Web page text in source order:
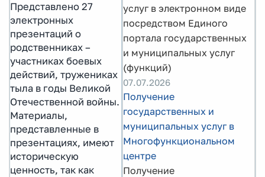
Представлено 27
электронных
презентаций о
родственниках –
участниках боевых
действий, тружениках
тыла в годы Великой
Отечественной войны.
Материалы,
представленные в
презентациях, имеют
историческую
ценность, так как
услуг в электронном виде
посредством Единого
портала государственных
и муниципальных услуг
(функций)
07.07.2026
Получение
государственных и
муниципальных услуг в
Многофункциональном
центре
Получение